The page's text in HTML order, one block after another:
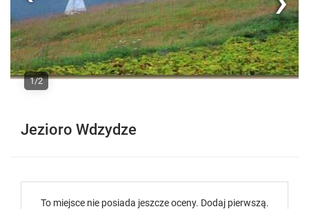
1/2
Jezioro Wdzydze
To miejsce nie posiada jeszcze oceny. Dodaj pierwszą.